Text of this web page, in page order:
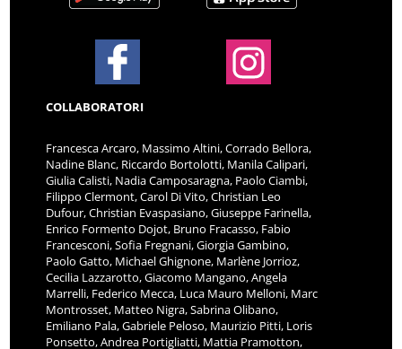
COLLABORATORI
Francesca Arcaro, Massimo Altini, Corrado Bellora,
Nadine Blanc, Riccardo Bortolotti, Manila Calipari,
Giulia Calisti, Nadia Camposaragna, Paolo Ciambi,
Filippo Clermont, Carol Di Vito, Christian Leo
Dufour, Christian Evaspasiano, Giuseppe Farinella,
Enrico Formento Dojot, Bruno Fracasso, Fabio
Francesconi, Sofia Fregnani, Giorgia Gambino,
Paolo Gatto, Michael Ghignone, Marlène Jorrioz,
Cecilia Lazzarotto, Giacomo Mangano, Angela
Marrelli, Federico Mecca, Luca Mauro Melloni, Marc
Montrosset, Matteo Nigra, Sabrina Olibano,
Emiliano Pala, Gabriele Peloso, Maurizio Pitti, Loris
Ponsetto, Andrea Portigliatti, Mattia Pramotton,